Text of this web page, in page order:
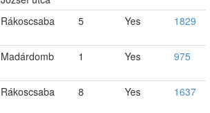
Rákoscsaba 5 Yes 1829
Madárdomb 1 Yes 975
Rákoscsaba 8 Yes 1637